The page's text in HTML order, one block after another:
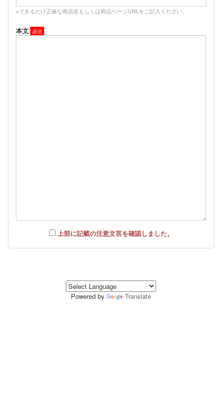
※できるだけ正確な商品名もしくは商品ページURLをご記入ください。
本文
上部に記載の注意文言を確認しました。
Powered by Translate